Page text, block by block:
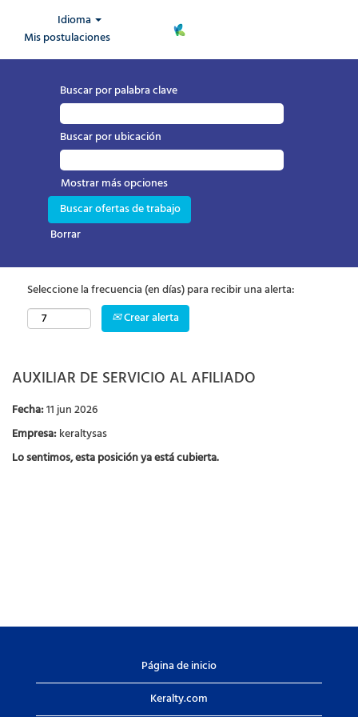
Idioma
Mis postulaciones
Buscar por palabra clave
Buscar por ubicación
Mostrar más opciones
Borrar
Seleccione la frecuencia (en días) para recibir una alerta:
Crear alerta
AUXILIAR DE SERVICIO AL AFILIADO
Fecha:11 jun 2026
Empresa:keraltysas
Lo sentimos, esta posición ya está cubierta.
Página de inicio
Keralty.com